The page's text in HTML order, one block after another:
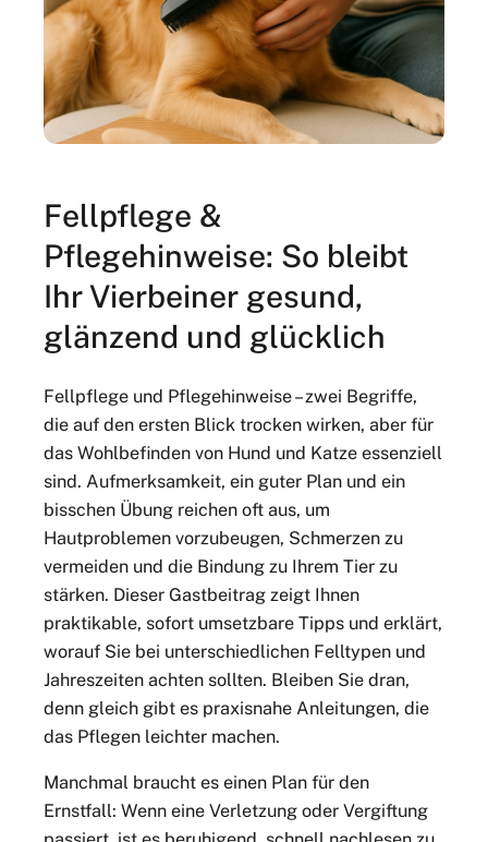
Fellpflege &
Pflegehinweise: So bleibt
Ihr Vierbeiner gesund,
glänzend und glücklich
Fellpflege und Pflegehinweise – zwei Begriffe,
die auf den ersten Blick trocken wirken, aber für
das Wohlbefinden von Hund und Katze essenziell
sind. Aufmerksamkeit, ein guter Plan und ein
bisschen Übung reichen oft aus, um
Hautproblemen vorzubeugen, Schmerzen zu
vermeiden und die Bindung zu Ihrem Tier zu
stärken. Dieser Gastbeitrag zeigt Ihnen
praktikable, sofort umsetzbare Tipps und erklärt,
worauf Sie bei unterschiedlichen Felltypen und
Jahreszeiten achten sollten. Bleiben Sie dran,
denn gleich gibt es praxisnahe Anleitungen, die
das Pflegen leichter machen.
Manchmal braucht es einen Plan für den
Ernstfall: Wenn eine Verletzung oder Vergiftung